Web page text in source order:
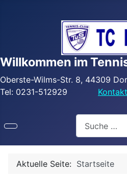
Willkommen im
Oberste-Wilms-Str. 8, 44309
Tel: 0231-512929
Aktuelle Seite: Startseite